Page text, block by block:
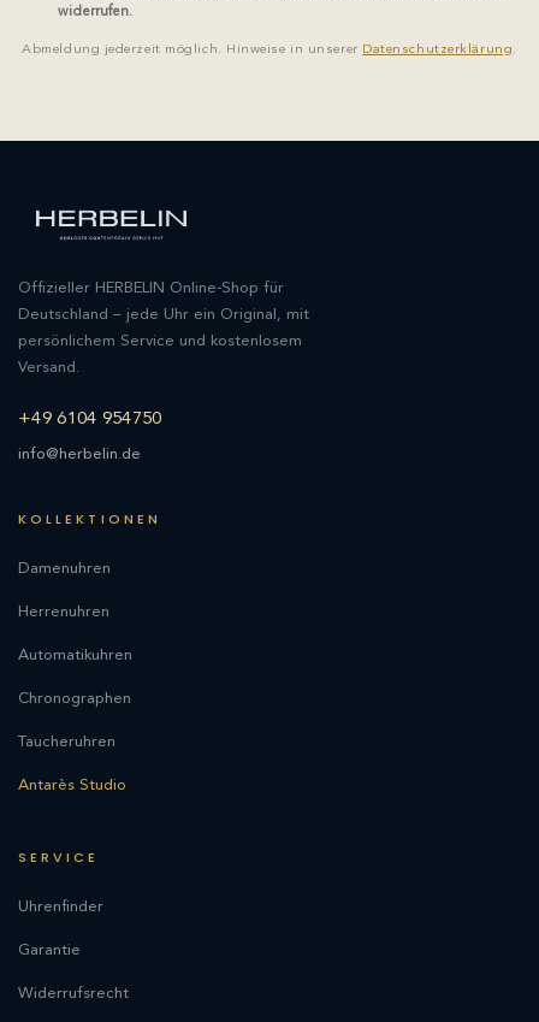
widerrufen.
Abmeldung jederzeit möglich. Hinweise in unserer Datenschutzerklärung.
Offizieller HERBELIN Online-Shop für
Deutschland – jede Uhr ein Original, mit
persönlichem Service und kostenlosem
Versand.
+49 6104 954750
info@herbelin.de
KOLLEKTIONEN
Damenuhren
Herrenuhren
Automatikuhren
Chronographen
Taucheruhren
Antarès Studio
SERVICE
Uhrenfinder
Garantie
Widerrufsrecht